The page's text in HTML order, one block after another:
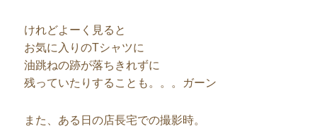
けれどよーく見ると
お気に入りのTシャツに
油跳ねの跡が落ちきれずに
残っていたりすることも。。。ガーン
また、ある日の店長宅での撮影時。